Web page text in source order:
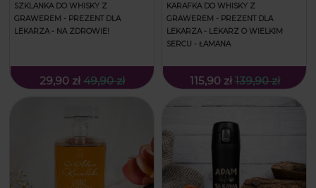
SZKLANKA DO WHISKY Z
GRAWEREM - PREZENT DLA
LEKARZA - NA ZDROWIE!
29,90 zł 49,90 zł
KARAFKA DO WHISKY Z
GRAWEREM - PREZENT DLA
LEKARZA - LEKARZ O WIELKIM
SERCU - ŁAMANA
115,90 zł 139,90 zł